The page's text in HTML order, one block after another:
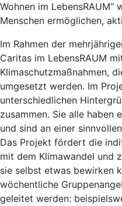
Wohnen im LebensRAUM“
Menschen ermöglichen,
Im Rahmen der
Caritas im LebensRAUM
Klimaschutzmaßnahmen,
umgesetzt werden. Im
unterschiedlichen
zusammen. Sie alle haben
und sind an einer
Das Projekt fördert die
mit dem Klimawandel und
sie selbst etwas bewirken
wöchentliche
geleitet werden: